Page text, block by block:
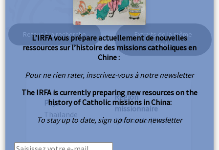
Retour à la recherche
Extraits de la même
année
Pays
Thaïlande
Région
missionnaire
Thaïlande (Siam)
L’IRFA vous prépare actuellement de nouvelles
ressources sur l’histoire des missions catholiques en
Chine :
Pour ne rien rater, inscrivez-vous à notre newsletter
The IRFA is currently preparing new resources on the
history of Catholic missions in China:
To stay up to date, sign up for our newsletter